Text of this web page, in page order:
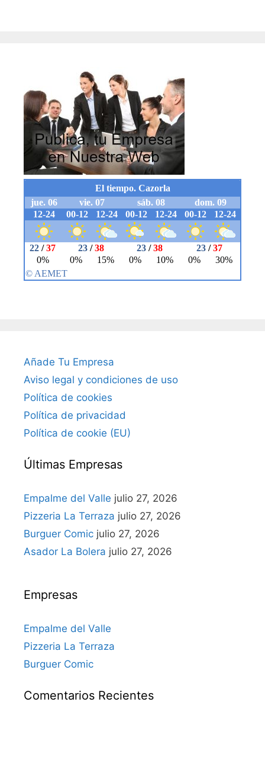
Añade Tu Empresa
Aviso legal y condiciones de uso
Política de cookies
Política de privacidad
Política de cookie (EU)
Últimas Empresas
Empalme del Valle julio 27, 2026
Pizzeria La Terraza julio 27, 2026
Burguer Comic julio 27, 2026
Asador La Bolera julio 27, 2026
Empresas
Empalme del Valle
Pizzeria La Terraza
Burguer Comic
Comentarios Recientes